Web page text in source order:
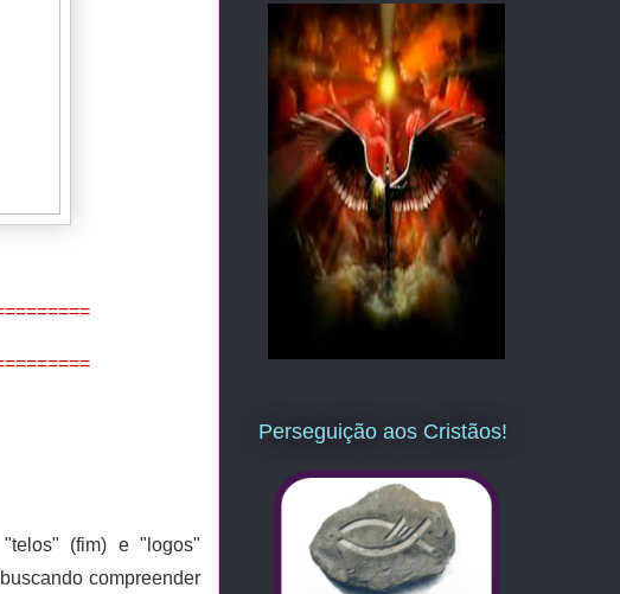
(fim) e "logos"
compreender
Perseguição aos Cristãos!